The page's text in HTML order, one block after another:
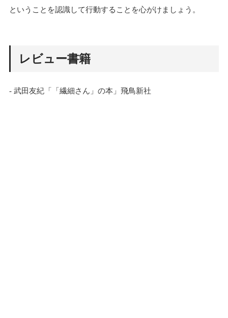
ということを認識して行動することを心がけましょう。
レビュー書籍
- 武田友紀「「繊細さん」の本」飛鳥新社